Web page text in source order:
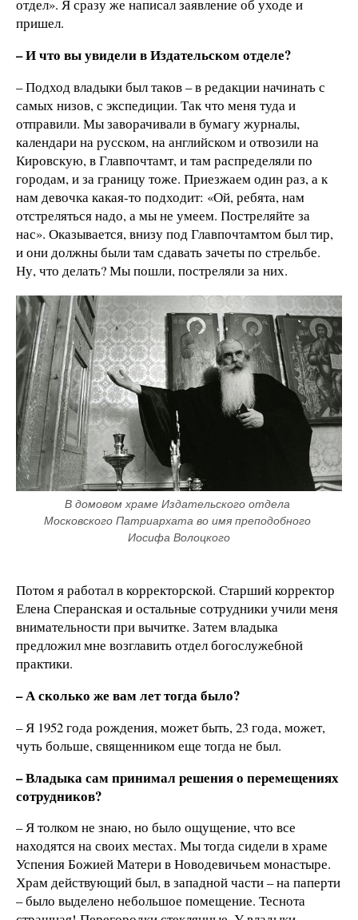
отдел». Я сразу же написал заявление об уходе и
пришел.
– И что вы увидели в Издательском отделе?
– Подход владыки был таков – в редакции начинать с
самых низов, с экспедиции. Так что меня туда и
отправили. Мы заворачивали в бумагу журналы,
календари на русском, на английском и отвозили на
Кировскую, в Главпочтамт, и там распределяли по
городам, и за границу тоже. Приезжаем один раз, а к
нам девочка какая-то подходит: «Ой, ребята, нам
отстреляться надо, а мы не умеем. Постреляйте за
нас». Оказывается, внизу под Главпочтамтом был тир,
и они должны были там сдавать зачеты по стрельбе.
Ну, что делать? Мы пошли, постреляли за них.
В домовом храме Издательского отдела
Московского Патриархата во имя преподобного
Иосифа Волоцкого
Потом я работал в корректорской. Старший корректор
Елена Сперанская и остальные сотрудники учили меня
внимательности при вычитке. Затем владыка
предложил мне возглавить отдел богослужебной
практики.
– А сколько же вам лет тогда было?
– Я 1952 года рождения, может быть, 23 года, может,
чуть больше, священником еще тогда не был.
– Владыка сам принимал решения о перемещениях
сотрудников?
– Я толком не знаю, но было ощущение, что все
находятся на своих местах. Мы тогда сидели в храме
Успения Божией Матери в Новодевичьем монастыре.
Храм действующий был, в западной части – на паперти
– было выделено небольшое помещение. Теснота